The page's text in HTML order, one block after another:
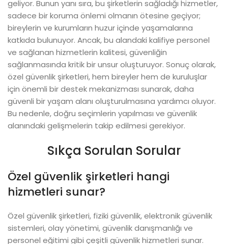
geliyor. Bunun yanı sıra, bu şirketlerin sağladığı hizmetler,
sadece bir koruma önlemi olmanın ötesine geçiyor;
bireylerin ve kurumların huzur içinde yaşamalarına
katkıda bulunuyor. Ancak, bu alandaki kalifiye personel
ve sağlanan hizmetlerin kalitesi, güvenliğin
sağlanmasında kritik bir unsur oluşturuyor. Sonuç olarak,
özel güvenlik şirketleri, hem bireyler hem de kuruluşlar
için önemli bir destek mekanizması sunarak, daha
güvenli bir yaşam alanı oluşturulmasına yardımcı oluyor.
Bu nedenle, doğru seçimlerin yapılması ve güvenlik
alanındaki gelişmelerin takip edilmesi gerekiyor.
Sıkça Sorulan Sorular
Özel güvenlik şirketleri hangi
hizmetleri sunar?
Özel güvenlik şirketleri, fiziki güvenlik, elektronik güvenlik
sistemleri, olay yönetimi, güvenlik danışmanlığı ve
personel eğitimi gibi çeşitli güvenlik hizmetleri sunar.